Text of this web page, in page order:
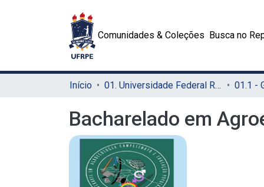
Comunidades & Coleções Busca no
Início 01. Universidade Federal Rural de Pernambuco - UFRPE (Sede) 01.1 -
Bacharelado em